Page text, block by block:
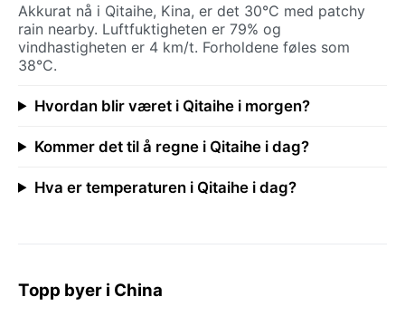
Akkurat nå i Qitaihe, Kina, er det 30°C med patchy
rain nearby. Luftfuktigheten er 79% og
vindhastigheten er 4 km/t. Forholdene føles som
38°C.
Hvordan blir været i Qitaihe i morgen?
Kommer det til å regne i Qitaihe i dag?
Hva er temperaturen i Qitaihe i dag?
Topp byer i China